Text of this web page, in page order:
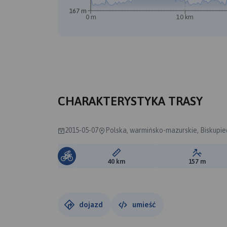
0 m 10 km
167 m
CHARAKTERYSTYKA TRASY
2015-05-07 Polska, warmińsko-mazurskie,
Długość trasy:
40 km Suma
157 m
dojazd umieść